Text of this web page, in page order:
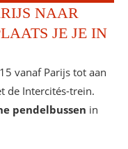
NAAR
JE JE IN
vanaf Parijs tot aan
de Intercités-trein.
pendelbussen in